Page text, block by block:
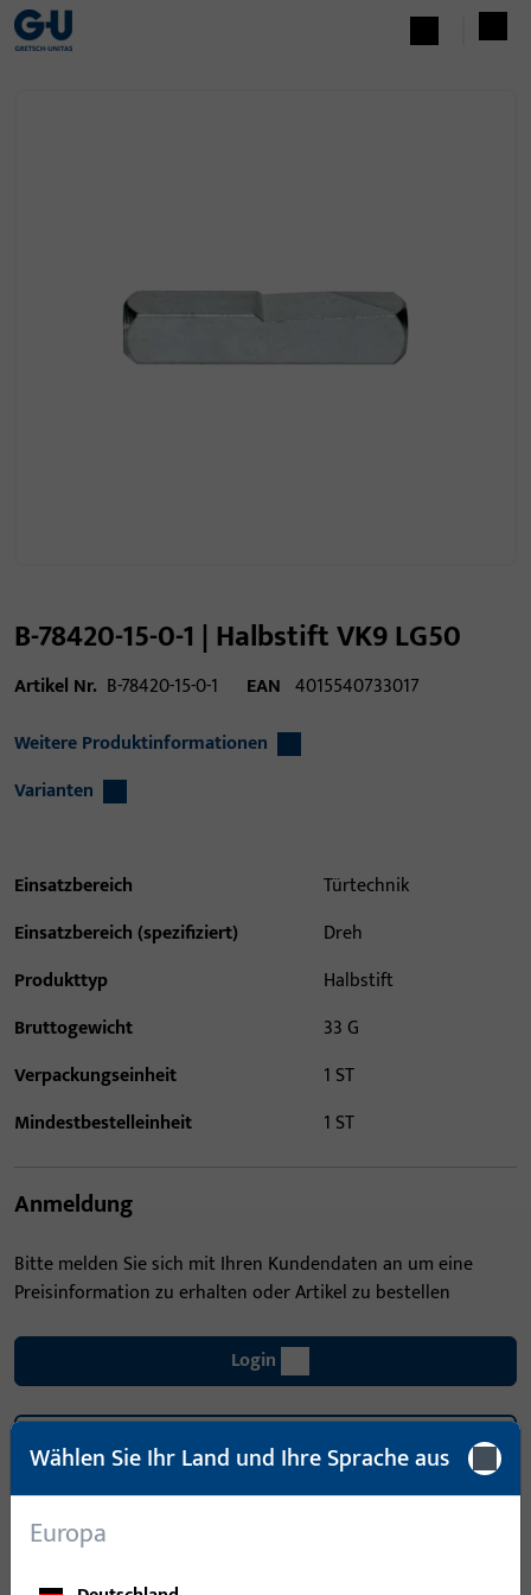
B-78420-15-0-1 | Halbstift VK9 LG50
Artikel Nr. B-78420-15-0-1 EAN 4015540733017
Weitere Produktinformationen
Varianten
Einsatzbereich
Türtechnik
Einsatzbereich (spezifiziert)
Dreh
Produkttyp
Halbstift
Bruttogewicht
33 G
Verpackungseinheit
1 ST
Mindestbestelleinheit
1 ST
Anmeldung
Bitte melden Sie sich mit Ihren Kundendaten an um eine
Preisinformation zu erhalten oder Artikel zu bestellen
Login
Account erstellen
Produktbeschreibung
Wählen Sie Ihr Land und Ihre Sprache aus
Europa